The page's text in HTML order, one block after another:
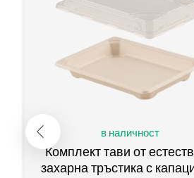
в наличност
Комплект тави от
захарна тръстика с